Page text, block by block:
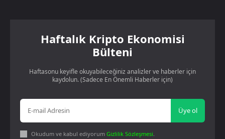
Haftalık Kripto Ekonomisi
Bülteni
Haftasonu keyifle okuyabileceğiniz analizler ve haberler için
kaydolun. (Sadece En Önemli Haberler için)
Üye ol
Okudum ve kabul ediyorum Gizlilik Sözleşmesi.